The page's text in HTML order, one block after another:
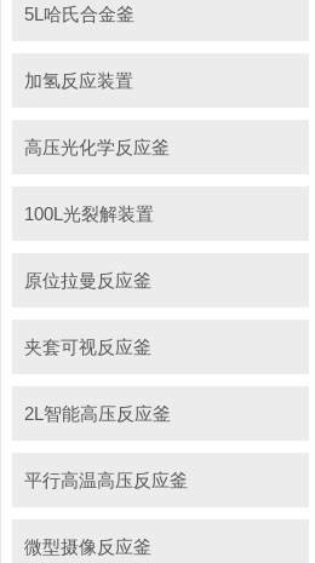
5L哈氏合金釜
加氢反应装置
高压光化学反应釜
100L光裂解装置
原位拉曼反应釜
夹套可视反应釜
2L智能高压反应釜
平行高温高压反应釜
微型摄像反应釜